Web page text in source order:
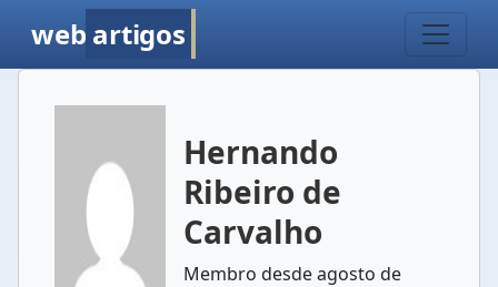
web artigos
Hernando
Ribeiro de
Carvalho
Membro desde agosto de